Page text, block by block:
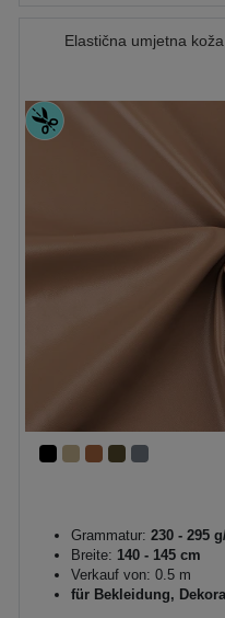
Elastična umjetna
Grammatur: 230 - 295
Breite: 140 - 145 cm
Verkauf von: 0.5 m
für Bekleidung,